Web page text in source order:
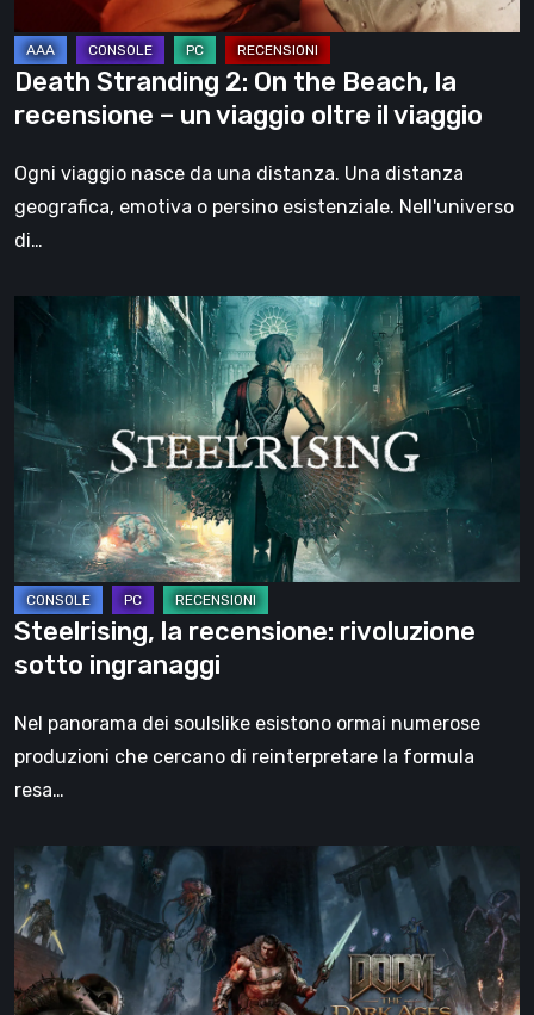
–
un
viaggio
oltre
il
Death Stranding 2: On the Beach, la
recensione – un viaggio oltre il viaggio
Ogni viaggio nasce da una distanza. Una distanza
geografica, emotiva o persino esistenziale. Nell'universo
di…
Steelrising,
recensione:
rivoluzione
sotto
ingranaggi
Steelrising, la recensione: rivoluzione
sotto ingranaggi
Nel panorama dei soulslike esistono ormai numerose
produzioni che cercano di reinterpretare la formula
resa…
DOOM:
The
Dark
Ages
–